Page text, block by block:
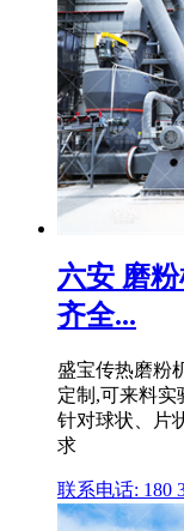
六安 磨
齐全...
盛宝传热磨粉
定制,可来料实
针对球状、片
求
联系电话: 180